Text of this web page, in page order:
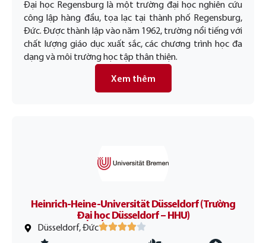
Đại học Regensburg là một trường đại học nghiên cứu
công lập hàng đầu, tọa lạc tại thành phố Regensburg,
Đức. Được thành lập vào năm 1962, trường nổi tiếng với
chất lượng giáo dục xuất sắc, các chương trình học đa
dạng và môi trường học tập thân thiện.
Xem thêm
Heinrich-Heine-Universität Düsseldorf (Trường
Đại học Düsseldorf – HHU)
Düsseldorf, Đức